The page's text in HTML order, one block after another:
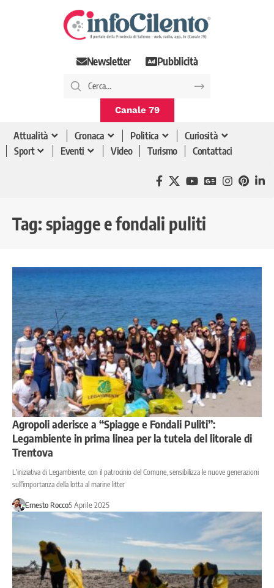
Newsletter Pubblicità
Canale 79
Attualità Cronaca Politica
Curiosità
Sport
Eventi Video Turismo Contattaci
Tag: spiagge e fondali puliti
Agropoli aderisce a “Spiagge e Fondali Puliti”:
Legambiente in prima linea per la tutela del litorale di
Trentova
L'iniziativa di Legambiente, con il patrocinio del Comune, sensibilizza le nuove generazioni
sull'importanza della lotta al marine litter
Ernesto Rocco5 Aprile 2025